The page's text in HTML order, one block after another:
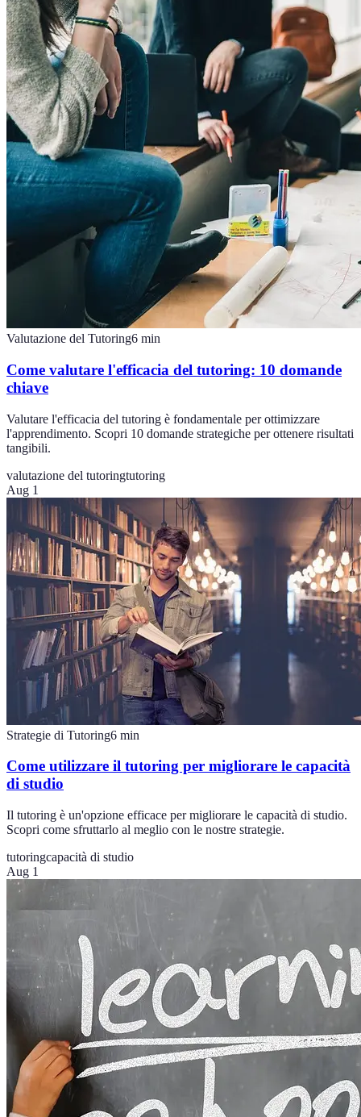
Valutazione del Tutoring6 min
Come valutare l'efficacia del tutoring: 10 domande
chiave
Valutare l'efficacia del tutoring è fondamentale per ottimizzare
l'apprendimento. Scopri 10 domande strategiche per ottenere risultati
tangibili.
valutazione del tutoringtutoring
Aug 1
Strategie di Tutoring6 min
Come utilizzare il tutoring per migliorare le capacità
di studio
Il tutoring è un'opzione efficace per migliorare le capacità di studio.
Scopri come sfruttarlo al meglio con le nostre strategie.
tutoringcapacità di studio
Aug 1